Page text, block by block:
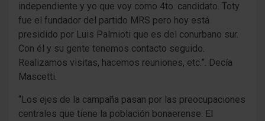
independiente y yo que voy como 4to. candidato. Toty
fue el fundador del partido MRS pero hoy está
presidido por Luis Palmioti que es del conurbano sur.
Con él y su gente tenemos contacto seguido.
Realizamos visitas, hacemos reuniones, etc.”. Decía
Mascetti.
“Los ejes de la campaña pasan por las preocupaciones
centrales que tiene la población bonaerense. El